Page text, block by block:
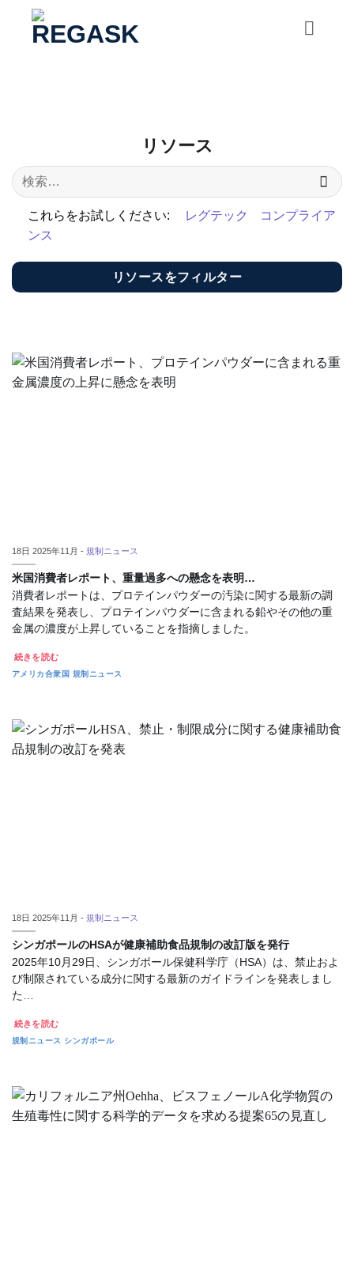
プ
リソース
これらをお試しください: レグテック
コンプライア
ンス
リソースをフィルター
18日 2025年11月 - 規制ニュース
米国消費者レポート、重量過多への懸念を表明…
消費者レポートは、プロテインパウダーの汚染に関する最新の調
査結果を発表し、プロテインパウダーに含まれる鉛やその他の重
金属の濃度が上昇していることを指摘しました。
続きを読む
アメリカ合衆国 規制ニュース
18日 2025年11月 - 規制ニュース
シンガポールのHSAが健康補助食品規制の改訂版を発行
2025年10月29日、シンガポール保健科学庁（HSA）は、禁止およ
び制限されている成分に関する最新のガイドラインを発表しまし
た…
続きを読む
規制ニュース シンガポール